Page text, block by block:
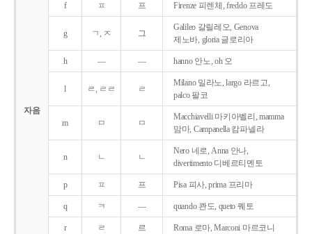
자음
f ㅍ 프 Firenze 피렌체, freddo 프레도
g ㄱ, ㅈ 그
Galileo 갈릴레오, Genova
제노바, gloria 글로리아
h ― ― hanno 안노, oh 오
l ㄹ, ㄹㄹ ㄹ
Milano 밀라노, largo 라르고,
palco 팔코
m ㅁ ㅁ
Macchiavelli 마키아벨리, mamma
맘마, Campanella 캄파넬라
n ㄴ ㄴ
Nero 네로, Anna 안나,
divertimento 디베르티멘토
p ㅍ 프 Pisa 피사, prima 프리마
q ㅋ ― quando 콴도, queto 퀘토
r ㄹ 르 Roma 로마, Marconi 마르코니